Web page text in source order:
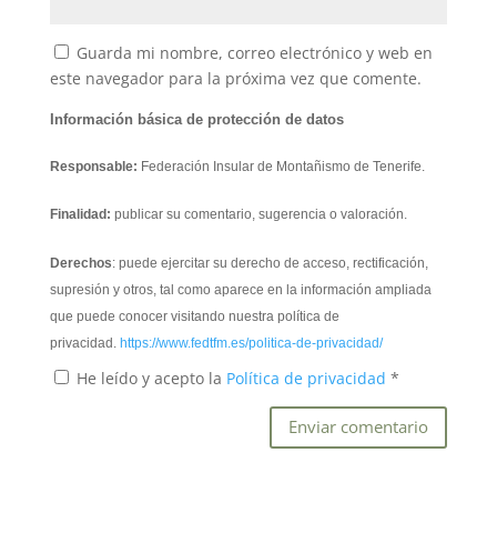
Guarda mi nombre, correo electrónico y web en
este navegador para la próxima vez que comente.
Información básica de protección de datos
Responsable: Federación Insular de Montañismo de Tenerife.
Finalidad: publicar su comentario, sugerencia o valoración.
Derechos: puede ejercitar su derecho de acceso, rectificación,
supresión y otros, tal como aparece en la información ampliada
que puede conocer visitando nuestra política de
privacidad. https://www.fedtfm.es/politica-de-privacidad/
He leído y acepto la Política de privacidad *